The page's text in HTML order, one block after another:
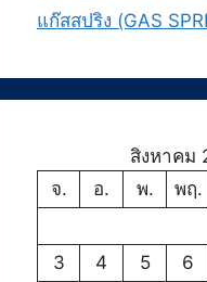
แก๊สสปริง (GAS
สิงหาคม
จ.
อ. พ. พฤ.
3
4 5 6